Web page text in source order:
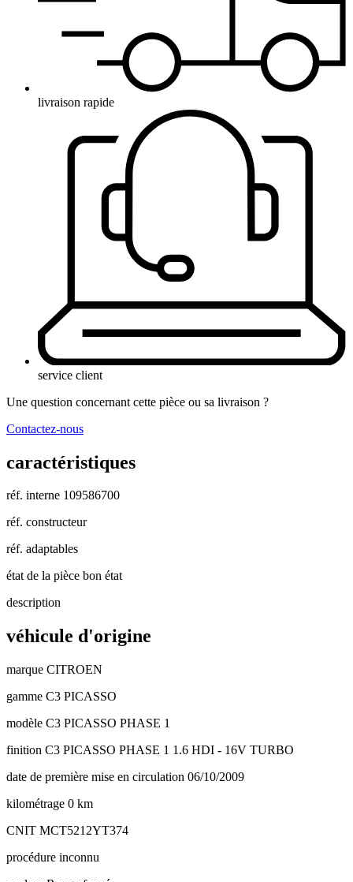
livraison rapide
service client
Une question concernant cette pièce ou sa livraison ?
Contactez-nous
caractéristiques
réf. interne 109586700
réf. constructeur
réf. adaptables
état de la pièce bon état
description
véhicule d'origine
marque CITROEN
gamme C3 PICASSO
modèle C3 PICASSO PHASE 1
finition C3 PICASSO PHASE 1 1.6 HDI - 16V TURBO
date de première mise en circulation 06/10/2009
kilométrage 0 km
CNIT MCT5212YT374
procédure inconnu